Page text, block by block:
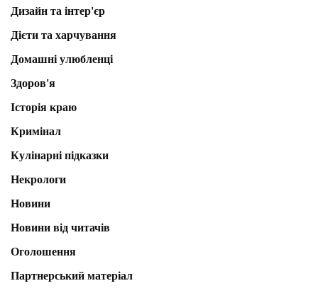
Дизайн та інтер'єр
Дієти та харчування
Домашні улюбленці
Здоров'я
Історія краю
Кримінал
Кулінарні підказки
Некрологи
Новини
Новини від читачів
Оголошення
Партнерський матеріал